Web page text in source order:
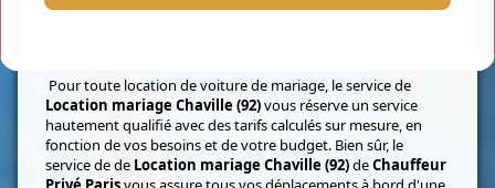
Pour toute location de voiture de mariage, le service de
Location mariage Chaville (92)vous réserve un service
hautement qualifié avec des tarifs calculés sur mesure, en
fonction de vos besoins et de votre budget. Bien sûr, le
service de de Location mariage Chaville (92)deChauffeur